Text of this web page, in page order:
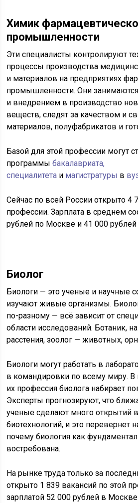
Химик
промышленности
Эти специалисты контролируют
процессы производства
и материалов на предприятиях
промышленности. Они
и внедрением в производство
веществ, следят за качеством и
материалов, полуфабрикатов и
Базой для этой профессии могут
программыбакалавриата,
специалитета и магистратуры в
Сейчас по всей России открыто 4
профессии. Зарплата в среднем
рублей по Москве и 41 000 рублей
Биолог
Биологи — это ученые и научные
изучают живые организмы.
по-разному — всё зависит от
области исследований. Ботаник,
расстения, зоолог — животных,
Биологи могут работать в
в командировки по всему миру. В
их профессия биолога набирает
Эксперты прогнозируют, что
ученые сделают много открытий
биотехнологий, и это перевернет
почему биология как
востребована.
На рынке труда только за
открыто 1 839 вакансий по этой
зарплатой 52 000 рублей в